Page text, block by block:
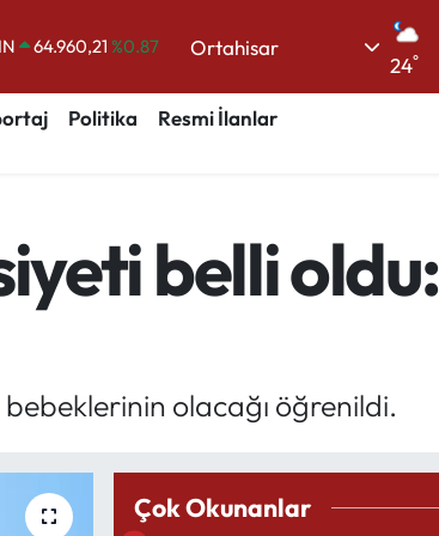
64.960,21 %0.87
47,7436%0.18
55,2510%0.32
13.779%-14
Ortahisar
24°
Politika
Resmi İlanlar
belli oldu:
olacağı öğrenildi.
Çok Okunanlar